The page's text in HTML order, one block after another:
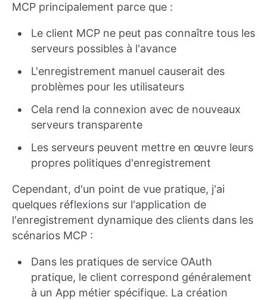
MCP principalement parce que :
Le client MCP ne peut pas connaître tous les
serveurs possibles à l'avance
L'enregistrement manuel causerait des
problèmes pour les utilisateurs
Cela rend la connexion avec de nouveaux
serveurs transparente
Les serveurs peuvent mettre en œuvre leurs
propres politiques d'enregistrement
Cependant, d'un point de vue pratique, j'ai
quelques réflexions sur l'application de
l'enregistrement dynamique des clients dans les
scénarios MCP :
Dans les pratiques de service OAuth
pratique, le client correspond généralement
à un App métier spécifique. La création